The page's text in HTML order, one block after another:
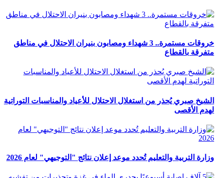
خروقات مستمرة.. 3 شهداء ومصابون بنيران الاحتلال في مناطق
متفرقة بالقطاع
الشيخ صبري يُحذر من استغلال الاحتلال للأعياد والمناسبات التوراتية
لهدم الأقصى
وزارة التربية والتعليم تُحدد موعد إعلان نتائج "التوجيهي" لعام 2026